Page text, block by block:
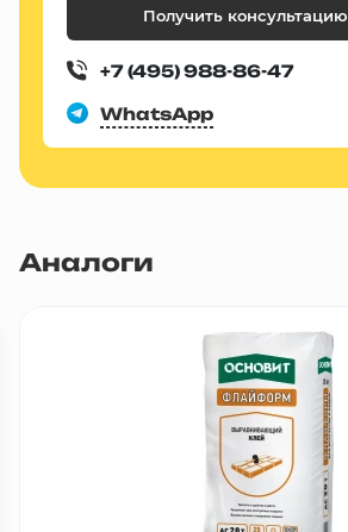
Получить консультацию
+7 (495) 988-86-47
WhatsApp
Аналоги